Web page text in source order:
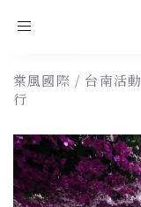
Toggle
棠風國際 / 台南活動
行